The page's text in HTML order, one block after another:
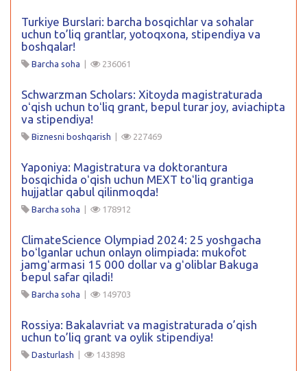
Turkiye Burslari: barcha bosqichlar va sohalar
uchun to’liq grantlar, yotoqxona, stipendiya va
boshqalar!
Barcha soha 236061
Schwarzman Scholars: Xitoyda magistraturada
oʻqish uchun toʻliq grant, bepul turar joy, aviachipta
va stipendiya!
Biznesni boshqarish 227469
Yaponiya: Magistratura va doktorantura
bosqichida oʻqish uchun MEXT toʻliq grantiga
hujjatlar qabul qilinmoqda!
Barcha soha 178912
ClimateScience Olympiad 2024: 25 yoshgacha
boʻlganlar uchun onlayn olimpiada: mukofot
jamgʻarmasi 15 000 dollar va gʻoliblar Bakuga
bepul safar qiladi!
Barcha soha 149703
Rossiya: Bakalavriat va magistraturada o’qish
uchun to’liq grant va oylik stipendiya!
Dasturlash 143898